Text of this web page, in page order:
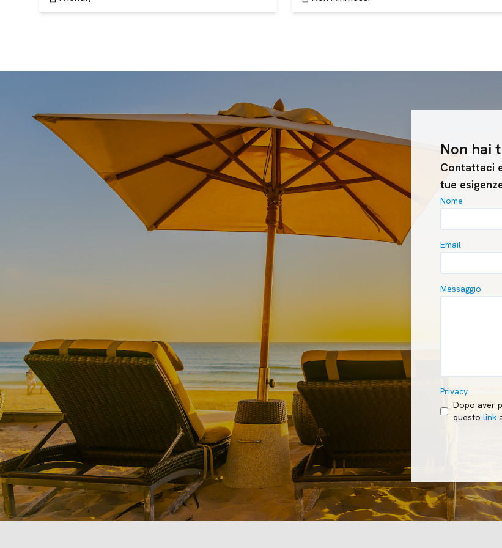
Non hai
Contattaci
tue
Nome
Email
Messaggio
Privacy
Dopo aver
questo link